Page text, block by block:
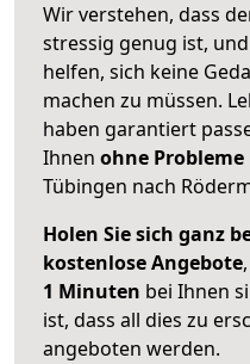
Wir verstehen, dass
stressig genug ist,
helfen, sich keine
machen zu müssen.
haben garantiert
Ihnen ohne Probleme
Tübingen nach
Holen Sie sich ganz
kostenlose Angebote
1 Minuten bei Ihnen
ist, dass all dies zu
angeboten werden.